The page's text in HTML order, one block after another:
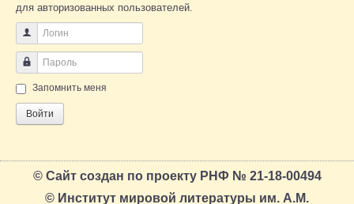
для авторизованных пользователей.
Логин
Пароль
Запомнить меня
Войти
© Сайт создан по проекту РНФ № 21-18-00494
© Институт мировой литературы им. А.М.